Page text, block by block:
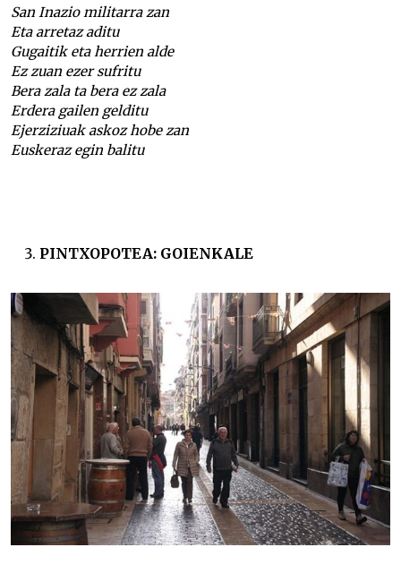
San Inazio militarra zan
Eta arretaz aditu
Gugaitik eta herrien alde
Ez zuan ezer sufritu
Bera zala ta bera ez zala
Erdera gailen gelditu
Ejerziziuak askoz hobe zan
Euskeraz egin balitu
PINTXOPOTEA: GOIENKALE